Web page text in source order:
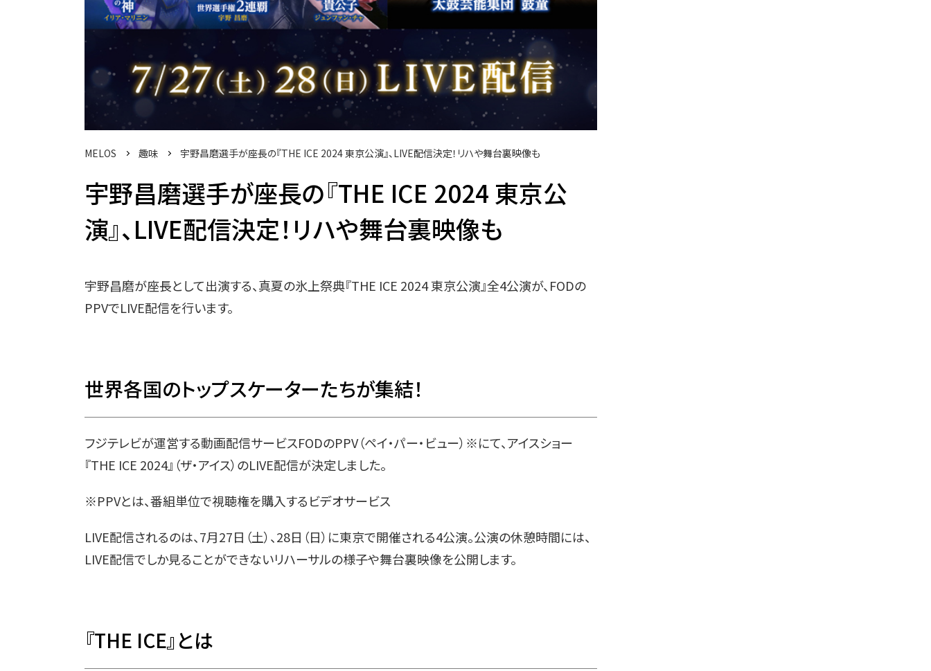
MELOS 趣味 宇野昌磨選手が座長の『THE ICE 2024 東京公演』、LIVE配信決定！リハや舞台裏映像も
宇野昌磨選手が座長の『THE ICE 2024 東京公
演』、LIVE配信決定！リハや舞台裏映像も
宇野昌磨が座長として出演する、真夏の氷上祭典『THE ICE 2024 東京公演』全4公演が、FODの
PPVでLIVE配信を行います。
世界各国のトップスケーターたちが集結！
フジテレビが運営する動画配信サービスFODのPPV（ペイ・パー・ビュー）※にて、アイスショー
『THE ICE 2024』（ザ・アイス）のLIVE配信が決定しました。
※PPVとは、番組単位で視聴権を購入するビデオサービス
LIVE配信されるのは、7月27日（土）、28日（日）に東京で開催される4公演。公演の休憩時間には、
LIVE配信でしか見ることができないリハーサルの様子や舞台裏映像を公開します。
『THE ICE』とは